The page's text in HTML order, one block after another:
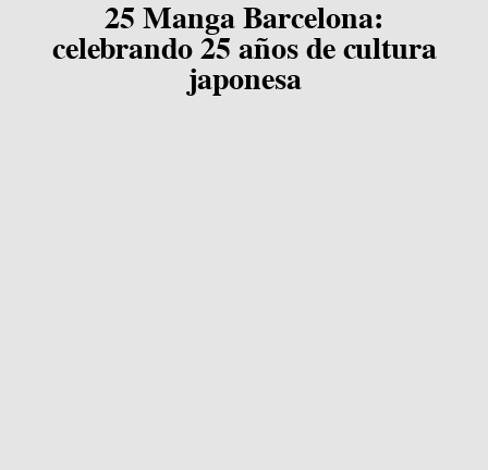
25 Manga Barcelona:
celebrando 25 años de cultura
japonesa
Contacto